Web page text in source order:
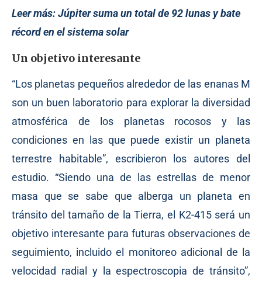
Leer más:Júpiter suma un total de 92 lunas y bate
récord en el sistema solar
Un objetivo interesante
“Los planetas pequeños alrededor de las enanas M
son un buen laboratorio para explorar la diversidad
atmosférica de los planetas rocosos y las
condiciones en las que puede existir un planeta
terrestre habitable”, escribieron los autores del
estudio. “Siendo una de las estrellas de menor
masa que se sabe que alberga un planeta en
tránsito del tamaño de la Tierra, el K2-415 será un
objetivo interesante para futuras observaciones de
seguimiento, incluido el monitoreo adicional de la
velocidad radial y la espectroscopia de tránsito”,